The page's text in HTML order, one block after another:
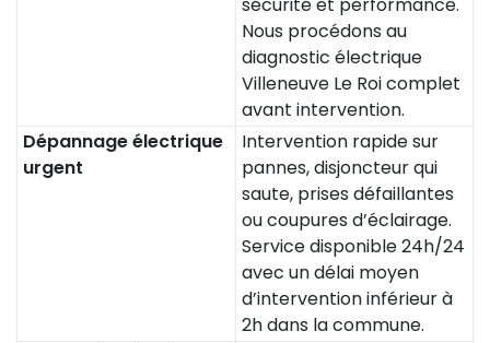
Nous procédons au
diagnostic électrique
Villeneuve Le Roi complet
avant intervention.
Dépannage électrique
urgent
Intervention rapide sur
pannes, disjoncteur qui
saute, prises défaillantes
ou coupures d’éclairage.
Service disponible 24h/24
avec un délai moyen
d’intervention inférieur à
2h dans la commune.